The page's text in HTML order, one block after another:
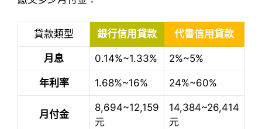
貸款類型 銀行信用貸款 代書信用貸款
月息 0.14%~1.33% 2%~5%
年利率 1.68%~16% 24%~60%
月付金
8,694~12,159
元
14,384~26,414
元